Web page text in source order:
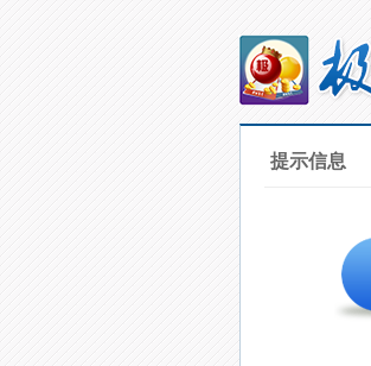
提示信息